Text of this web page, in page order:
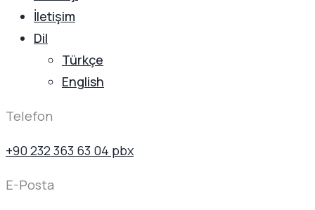
İletişim
Dil
Türkçe
English
Telefon
+90 232 363 63 04 pbx
E-Posta